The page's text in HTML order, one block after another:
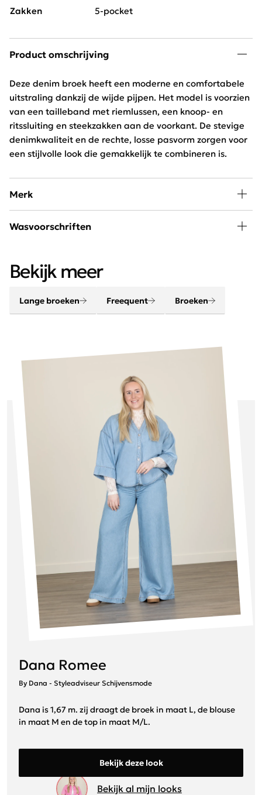
Zakken 5-pocket
Product omschrijving
Deze denim broek heeft een moderne en comfortabele
uitstraling dankzij de wijde pijpen. Het model is voorzien
van een tailleband met riemlussen, een knoop- en
ritssluiting en steekzakken aan de voorkant. De stevige
denimkwaliteit en de rechte, losse pasvorm zorgen voor
een stijlvolle look die gemakkelijk te combineren is.
Merk
Mode, passie en creativiteit staan centraal bij
chique, elegant, stoer en helemaal van deze tijd.
Wasvoorschriften
Bekijk meer
Lange broeken Freequent Broeken
Dana Romee
By Dana - Styleadviseur Schijvensmode
Dana is 1,67 m. zij draagt de broek in maat L, de blouse
in maat M en de top in maat M/L.
Bekijk deze look
Bekijk al mijn looks